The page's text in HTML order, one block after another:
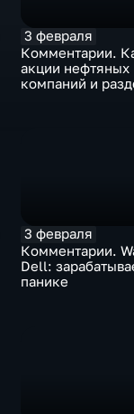
3 февраля
Комментарии.
акции нефтяных
компаний и
3 февраля
Комментарии.
Dell:
панике